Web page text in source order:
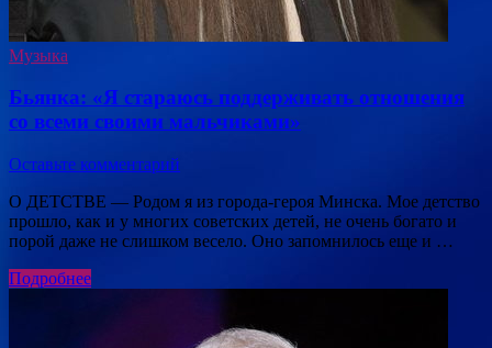
Музыка
Бьянка: «Я стараюсь поддерживать отношения
со всеми своими мальчиками»
Оставьте комментарий
О ДЕТСТВЕ — Родом я из города-героя Минска. Мое детство
прошло, как и у многих советских детей, не очень богато и
порой даже не слишком весело. Оно запомнилось еще и …
Подробнее